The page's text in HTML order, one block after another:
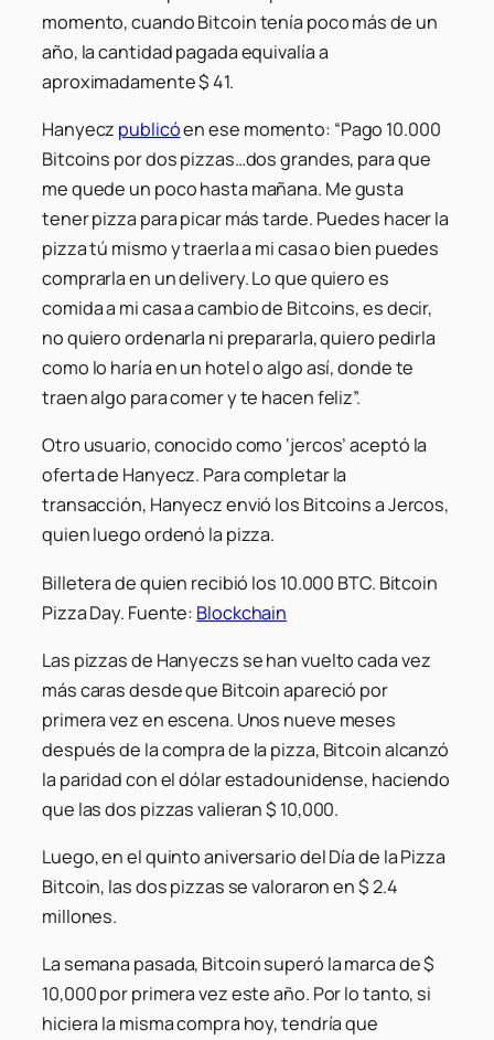
momento, cuando Bitcoin tenía poco más de un
año, la cantidad pagada equivalía a
aproximadamente $ 41.
Hanyecz publicóen ese momento: “Pago 10.000
Bitcoins por dos pizzas…dos grandes, para que
me quede un poco hasta mañana. Me gusta
tener pizza para picar más tarde. Puedes hacer la
pizza tú mismo y traerla a mi casa o bien puedes
comprarla en un delivery. Lo que quiero es
comida a mi casa a cambio de Bitcoins, es decir,
no quiero ordenarla ni prepararla, quiero pedirla
como lo haría en un hotel o algo así, donde te
traen algo para comer y te hacen feliz”.
Otro usuario, conocido como ‘jercos’ aceptó la
oferta de Hanyecz. Para completar la
transacción, Hanyecz envió los Bitcoins a Jercos,
quien luego ordenó la pizza.
Billetera de quien recibió los 10.000 BTC. Bitcoin
Pizza Day. Fuente: Blockchain
Las pizzas de Hanyeczs se han vuelto cada vez
más caras desde que Bitcoin apareció por
primera vez en escena. Unos nueve meses
después de la compra de la pizza, Bitcoin alcanzó
la paridad con el dólar estadounidense, haciendo
que las dos pizzas valieran $ 10,000.
Luego, en el quinto aniversario del Día de la Pizza
Bitcoin, las dos pizzas se valoraron en $ 2.4
millones.
La semana pasada, Bitcoin superó la marca de $
10,000 por primera vez este año. Por lo tanto, si
hiciera la misma compra hoy, tendría que